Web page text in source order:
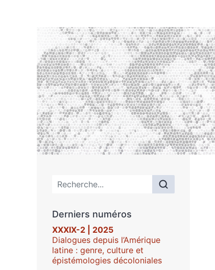
Menu principal
Derniers numéros
XXXIX-2 | 2025
Dialogues depuis l’Amérique
latine : genre, culture et
épistémologies décoloniales